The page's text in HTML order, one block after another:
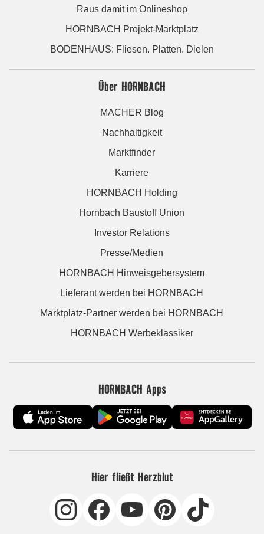
Raus damit im Onlineshop
HORNBACH Projekt-Marktplatz
BODENHAUS: Fliesen. Platten. Dielen
Über HORNBACH
MACHER Blog
Nachhaltigkeit
Marktfinder
Karriere
HORNBACH Holding
Hornbach Baustoff Union
Investor Relations
Presse/Medien
HORNBACH Hinweisgebersystem
Lieferant werden bei HORNBACH
Marktplatz-Partner werden bei HORNBACH
HORNBACH Werbeklassiker
HORNBACH Apps
Hier fließt Herzblut